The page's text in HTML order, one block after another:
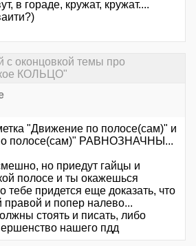
в гораде, кружат, кружат....
с оконцовкой темы про
КОЛЬЦО"
"Движение по полосе(сам)" и
полосе(сам)" РАВНОЗНАЧНЫ...
но приедут гайцы и
полосе и ты окажешься
тебе придется еще доказать, что
правой и попер налево...
стоять и писать, либо
нашего пдд